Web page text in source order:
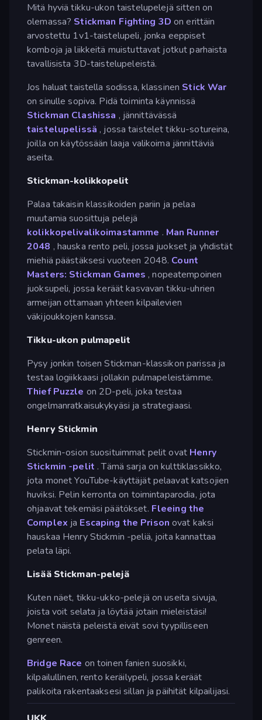
Mitä hyviä tikku-ukon taistelupelejä sitten on
olemassa? Stickman Fighting 3D on erittäin
arvostettu 1v1-taistelupeli, jonka eeppiset
komboja ja liikkeitä muistuttavat jotkut parhaista
tavallisista 3D-taistelupeleistä.
Jos haluat taistella sodissa, klassinen Stick War
on sinulle sopiva. Pidä toiminta käynnissä
Stickman Clashissa , jännittävässä
taistelupelissä , jossa taistelet tikku-sotureina,
joilla on käytössään laaja valikoima jännittäviä
aseita.
Stickman-kolikkopelit
Palaa takaisin klassikoiden pariin ja pelaa
muutamia suosittuja pelejä
kolikkopelivalikoimastamme . Man Runner
2048 , hauska rento peli, jossa juokset ja yhdistät
miehiä päästäksesi vuoteen 2048. Count
Masters: Stickman Games , nopeatempoinen
juoksupeli, jossa keräät kasvavan tikku-uhrien
armeijan ottamaan yhteen kilpailevien
väkijoukkojen kanssa.
Tikku-ukon pulmapelit
Pysy jonkin toisen Stickman-klassikon parissa ja
testaa logiikkaasi jollakin pulmapeleistämme.
Thief Puzzle on 2D-peli, joka testaa
ongelmanratkaisukykyäsi ja strategiaasi.
Henry Stickmin
Stickmin-osion suosituimmat pelit ovat Henry
Stickmin -pelit . Tämä sarja on kulttiklassikko,
jota monet YouTube-käyttäjät pelaavat katsojien
huviksi. Pelin kerronta on toimintaparodia, jota
ohjaavat tekemäsi päätökset. Fleeing the
Complex ja Escaping the Prison ovat kaksi
hauskaa Henry Stickmin -peliä, joita kannattaa
pelata läpi.
Lisää Stickman-pelejä
Kuten näet, tikku-ukko-pelejä on useita sivuja,
joista voit selata ja löytää jotain mieleistäsi!
Monet näistä peleistä eivät sovi tyypilliseen
genreen.
Bridge Race on toinen fanien suosikki,
kilpailullinen, rento keräilypeli, jossa keräät
palikoita rakentaaksesi sillan ja päihität kilpailijasi.